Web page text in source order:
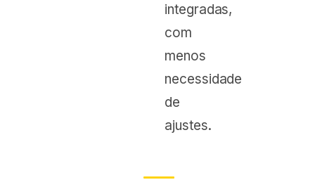
integradas,
com
menos
necessidade
de
ajustes.